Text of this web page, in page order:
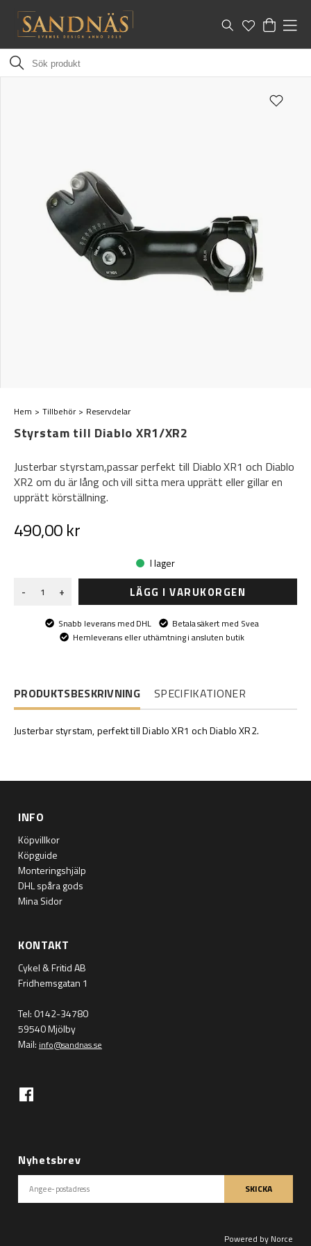
Hem Tillbehör Reservdelar
Styrstam till Diablo XR1/XR2
Justerbar styrstam,passar perfekt till Diablo XR1 och Diablo
XR2 om du är lång och vill sitta mera upprätt eller gillar en
upprätt körställning.
490,00 kr
I lager
-
+ LÄGG I VARUKORGEN
Snabb leverans med DHL
Betala säkert med Svea
Hemleverans eller uthämtning i ansluten butik
PRODUKTSBESKRIVNING SPECIFIKATIONER
Justerbar styrstam, perfekt till Diablo XR1 och Diablo XR2.
INFO
Köpvillkor
Köpguide
Monteringshjälp
DHL spåra gods
Mina Sidor
KONTAKT
Cykel & Fritid AB
Fridhemsgatan 1
Tel: 0142-34780
59540 Mjölby
Mail: info@sandnas.se
Nyhetsbrev
SKICKA
Powered by Norce